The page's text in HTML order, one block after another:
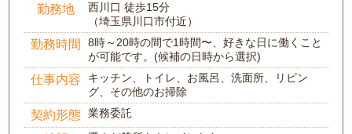
勤務地
西川口 徒歩15分
（埼玉県川口市付近）
勤務時間
8時～20時の間で1時間〜、好きな日に働くこと
が可能です。(候補の日時から選択)
仕事内容
キッチン、トイレ、お風呂、洗面所、リビン
グ、その他のお掃除
契約形態 業務委託